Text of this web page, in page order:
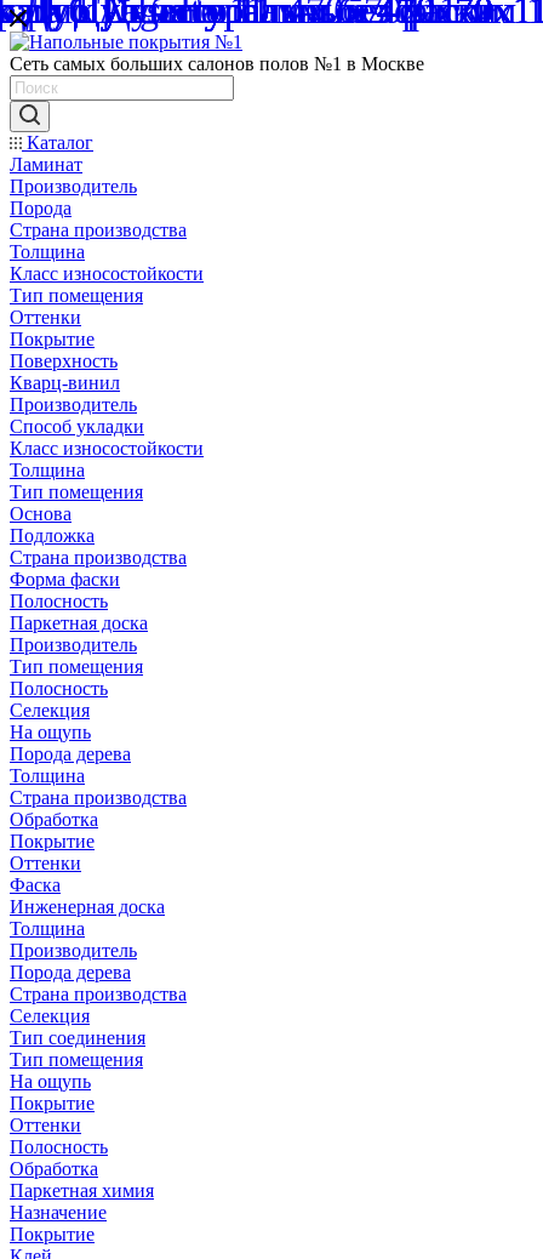
Сеть самых больших салонов полов №1 в Москве
Каталог
Ламинат
Производитель
Порода
Страна производства
Толщина
Класс износостойкости
Тип помещения
Оттенки
Покрытие
Поверхность
Кварц-винил
Производитель
Способ укладки
Класс износостойкости
Толщина
Тип помещения
Основа
Подложка
Страна производства
Форма фаски
Полосность
Паркетная доска
Производитель
Тип помещения
Полосность
Селекция
На ощупь
Порода дерева
Толщина
Страна производства
Обработка
Покрытие
Оттенки
Фаска
Инженерная доска
Толщина
Производитель
Порода дерева
Страна производства
Селекция
Тип соединения
Тип помещения
На ощупь
Покрытие
Оттенки
Полосность
Обработка
Паркетная химия
Назначение
Покрытие